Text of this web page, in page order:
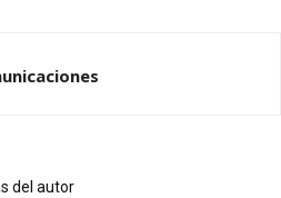
del autor